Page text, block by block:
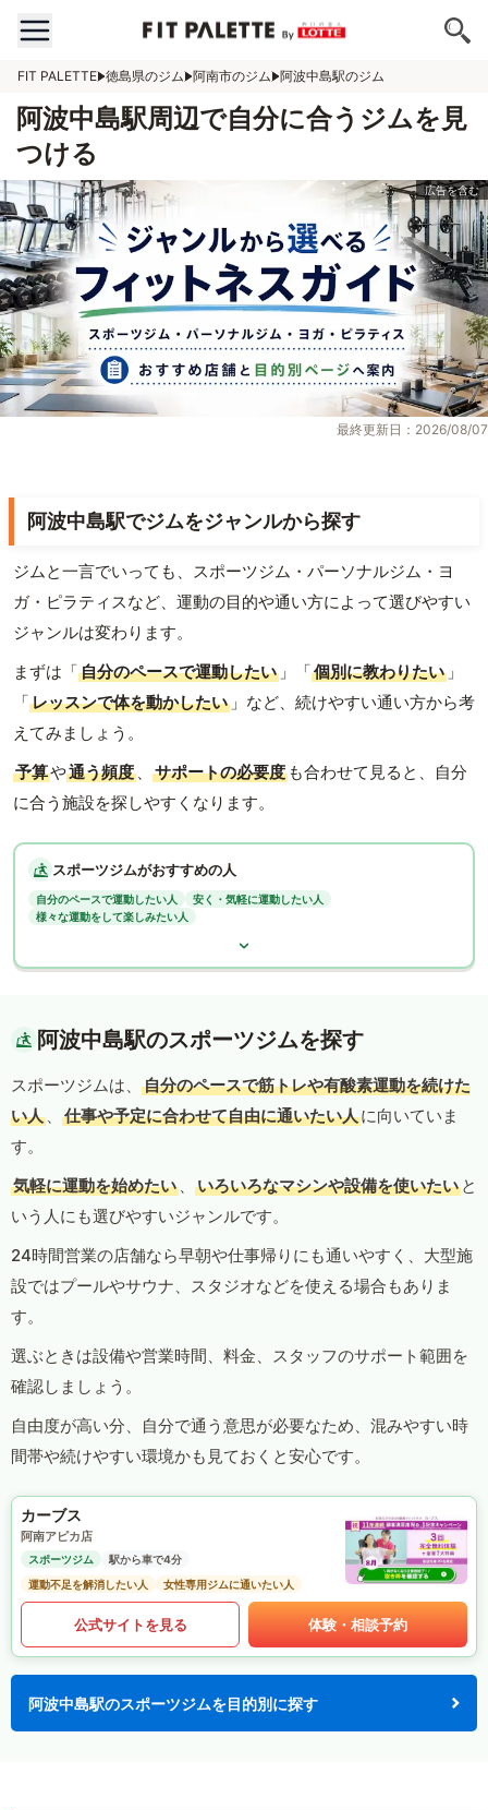
FIT PALETTE 徳島県のジム 阿南市のジム 阿波中島駅のジム
阿波中島駅周辺で自分に合うジムを見
つける
最終更新日：2026/08/07
阿波中島駅でジムをジャンルから探す
ジムと一言でいっても、スポーツジム・パーソナルジム・ヨ
ガ・ピラティスなど、運動の目的や通い方によって選びやすい
ジャンルは変わります。
まずは「自分のペースで運動したい 」「個別に教わりたい 」
「レッスンで体を動かしたい 」など、続けやすい通い方から考
えてみましょう。
予算や通う頻度 、 サポートの必要度 も合わせて見ると、自分
に合う施設を探しやすくなります。
スポーツジムがおすすめの人
自分のペースで運動したい人
安く・気軽に運動したい人
様々な運動をして楽しみたい人
阿波中島駅のスポーツジムを探す
スポーツジムは、
自分のペースで筋トレや有酸素運動を続けた
い人 、 仕事や予定に合わせて自由に通いたい人に向いていま
す。
気軽に運動を始めたい 、 いろいろなマシンや設備を使いたい と
いう人にも選びやすいジャンルです。
24時間営業の店舗なら早朝や仕事帰りにも通いやすく、大型施
設ではプールやサウナ、スタジオなどを使える場合もありま
す。
選ぶときは設備や営業時間、料金、スタッフのサポート範囲を
確認しましょう。
自由度が高い分、自分で通う意思が必要なため、混みやすい時
間帯や続けやすい環境かも見ておくと安心です。
カーブス
阿南アピカ店
スポーツジム
駅から車で4分
運動不足を解消したい人
女性専用ジムに通いたい人
公式サイトを見る 体験・相談予約
阿波中島駅のスポーツジムを目的別に探す